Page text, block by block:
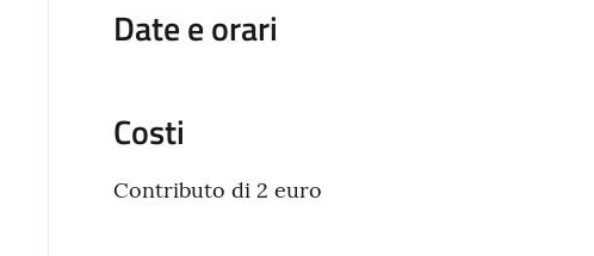
Date e orari
Costi
Contributo di 2 euro